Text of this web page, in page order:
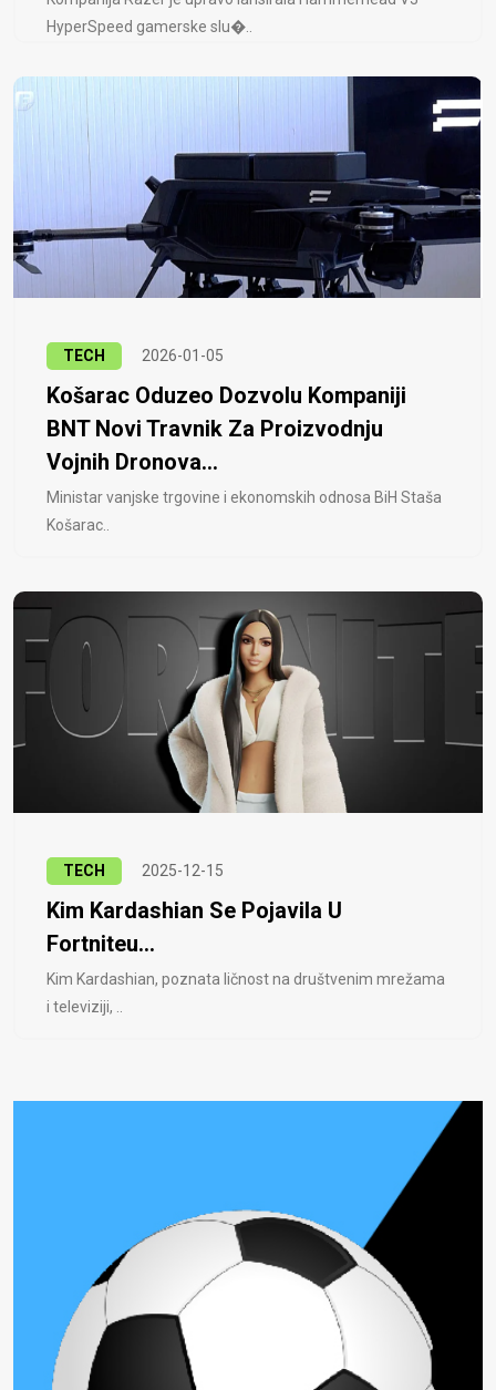
HyperSpeed ​​gamerske slu�..
TECH 2026-01-05
Košarac Oduzeo Dozvolu Kompaniji
BNT Novi Travnik Za Proizvodnju
Vojnih Dronova...
Ministar vanjske trgovine i ekonomskih odnosa BiH Staša
Košarac..
TECH 2025-12-15
Kim Kardashian Se Pojavila U
Fortniteu...
Kim Kardashian, poznata ličnost na društvenim mrežama
i televiziji, ..